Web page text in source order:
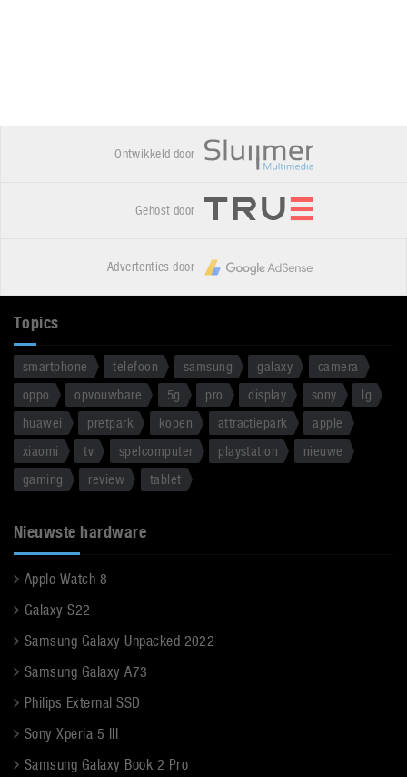
Ontwikkeld door
Gehost door
Advertenties door
Topics
smartphone telefoon samsung galaxy
camera
oppo
opvouwbare 5g pro display sony
lg
huawei
pretpark kopen attractiepark
apple
xiaomi
tv spelcomputer playstation
nieuwe
gaming
review tablet
Nieuwste hardware
Apple Watch 8
Galaxy S22
Samsung Galaxy Unpacked 2022
Samsung Galaxy A73
Philips External SSD
Sony Xperia 5 III
Samsung Galaxy Book 2 Pro